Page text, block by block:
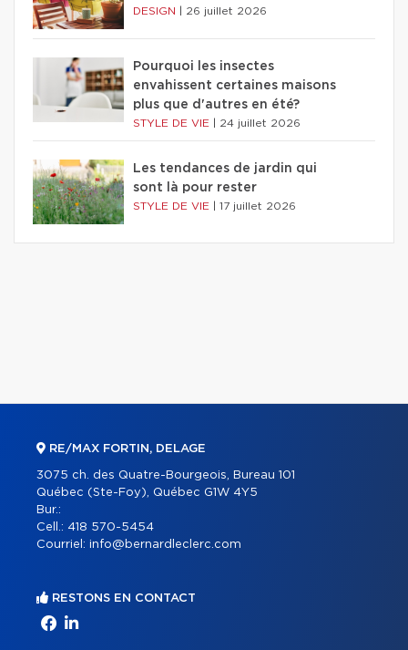
DESIGN 26 juillet 2026
Pourquoi les insectes
envahissent certaines maisons
plus que d'autres en été?
STYLE DE VIE 24 juillet 2026
Les tendances de jardin qui
sont là pour rester
STYLE DE VIE 17 juillet 2026
RE/MAX FORTIN, DELAGE
3075 ch. des Quatre-Bourgeois, Bureau 101
Québec (Ste-Foy), Québec G1W 4Y5
Bur.:
Cell.: 418 570-5454
Courriel: info@bernardleclerc.com
RESTONS EN CONTACT